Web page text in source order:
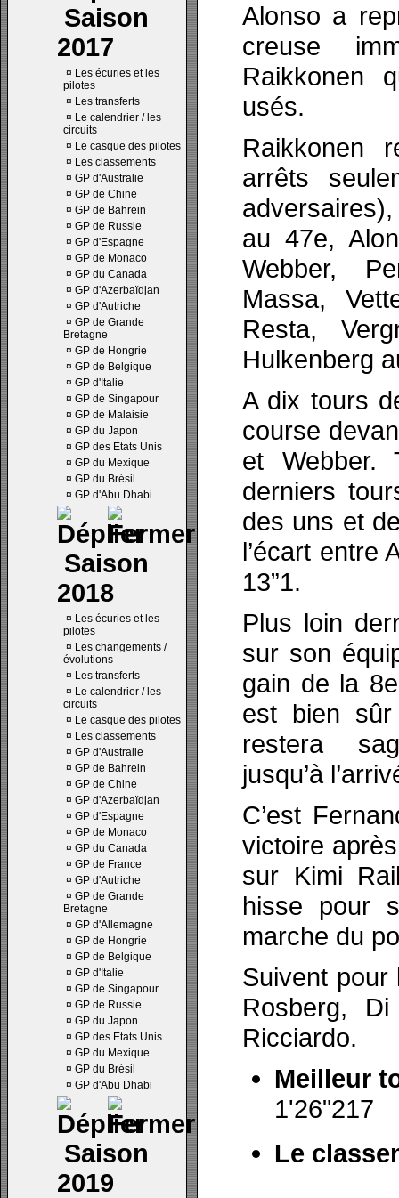
Saison
2017
¤ Les écuries et les
pilotes
¤ Les transferts
¤ Le calendrier / les
circuits
¤ Le casque des pilotes
¤ Les classements
¤ GP d'Australie
¤ GP de Chine
¤ GP de Bahrein
¤ GP de Russie
¤ GP d'Espagne
¤ GP de Monaco
¤ GP du Canada
¤ GP d'Azerbaïdjan
¤ GP d'Autriche
¤ GP de Grande
Bretagne
¤ GP de Hongrie
¤ GP de Belgique
¤ GP d'Italie
¤ GP de Singapour
¤ GP de Malaisie
¤ GP du Japon
¤ GP des Etats Unis
¤ GP du Mexique
¤ GP du Brésil
¤ GP d'Abu Dhabi
Saison
2018
¤ Les écuries et les
pilotes
¤ Les changements /
évolutions
¤ Les transferts
¤ Le calendrier / les
circuits
¤ Le casque des pilotes
¤ Les classements
¤ GP d'Australie
¤ GP de Bahrein
¤ GP de Chine
¤ GP d'Azerbaïdjan
¤ GP d'Espagne
¤ GP de Monaco
¤ GP du Canada
¤ GP de France
¤ GP d'Autriche
¤ GP de Grande
Bretagne
¤ GP d'Allemagne
¤ GP de Hongrie
¤ GP de Belgique
¤ GP d'Italie
¤ GP de Singapour
¤ GP de Russie
¤ GP du Japon
¤ GP des Etats Unis
¤ GP du Mexique
¤ GP du Brésil
¤ GP d'Abu Dhabi
Saison
2019
Alonso a
creuse
Raikkonen
usés.
Raikkonen
arrêts
au 47e,
Webber,
Massa,
Resta,
Hulkenberg
A dix tours
course
et Webber.
derniers
des uns et
l’écart entre
13”1.
Plus loin
sur son
gain de la
est bien
restera
jusqu’à
C’est
victoire
sur Kimi
hisse pour
marche du
Suivent pour
Rosberg,
Ricciardo.
Meilleur
1'26"217
Le